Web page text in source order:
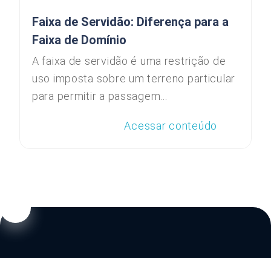
Faixa de Servidão: Diferença para a
Faixa de Domínio
A faixa de servidão é uma restrição de
uso imposta sobre um terreno particular
para permitir a passagem...
Acessar conteúdo